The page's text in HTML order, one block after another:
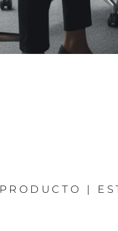
PRODUCTO |